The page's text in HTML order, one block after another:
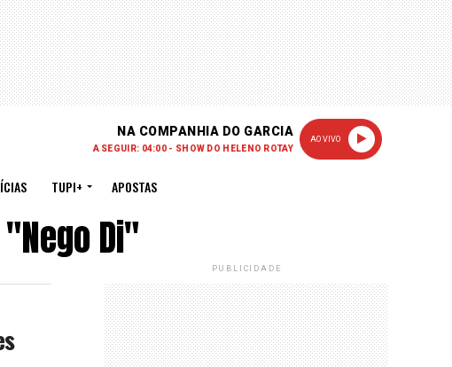
NA COMPANHIA DO GARCIA
A SEGUIR: 04:00 - SHOW DO HELENO ROTAY
AO VIVO
TUPI+ APOSTAS
Di"
PUBLICIDADE